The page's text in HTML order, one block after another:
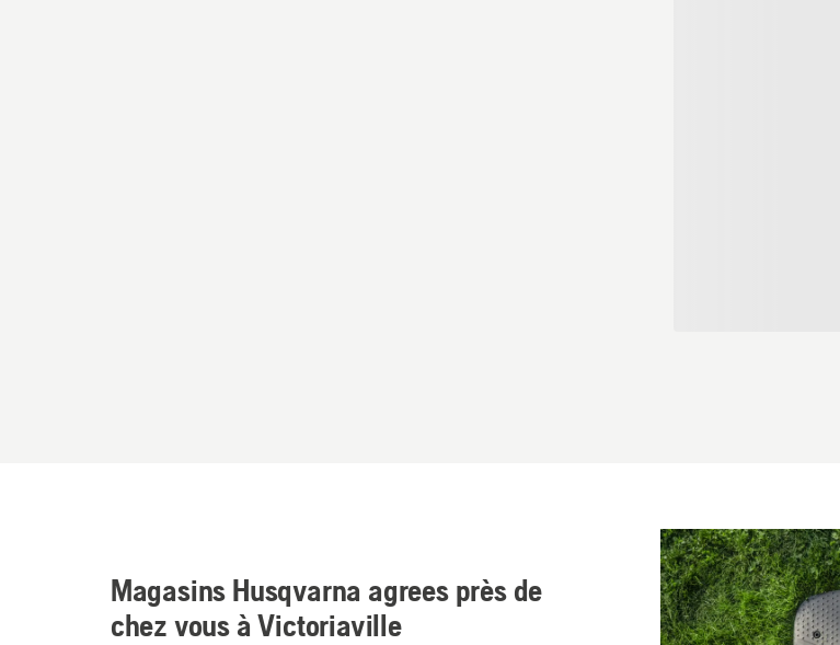
Magasins Husqvarna agrees près de
chez vous à Victoriaville